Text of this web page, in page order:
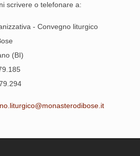
scrivere o telefonare a:
- Convegno liturgico
(BI)